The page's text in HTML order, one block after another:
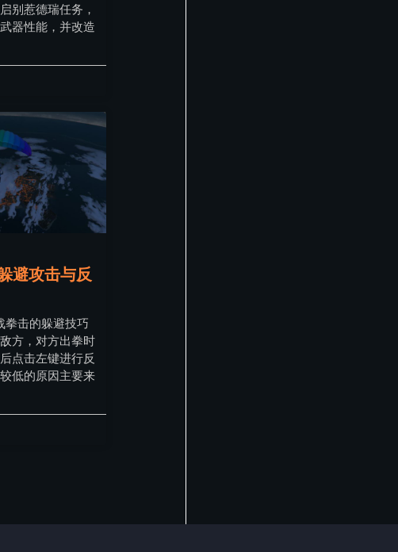
别惹德瑞任务，
器性能，并改造
避攻击与反
拳击的躲避技巧
方，对方出拳时
点击左键进行反
低的原因主要来